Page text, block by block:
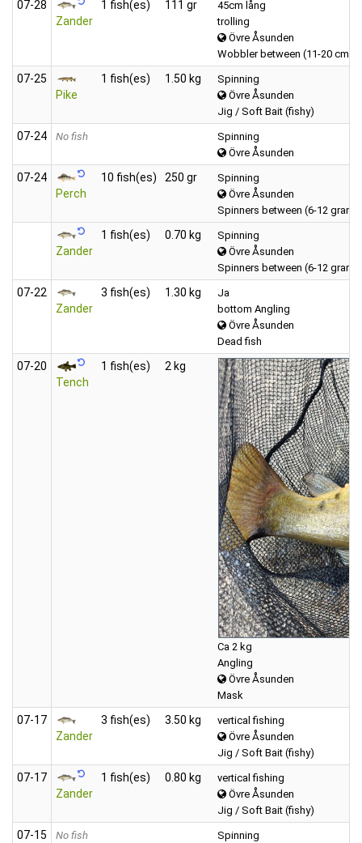
07‑28
Zander
1 fish(es) 111 gr
45cm lång
trolling
Övre Åsunden
Wobbler between (11-20 cm)
07‑25
Pike
1 fish(es) 1.50 kg
Spinning
Övre Åsunden
Jig / Soft Bait (fishy)
07‑24 No fish
Spinning
Övre Åsunden
07‑24
Perch
10 fish(es) 250 gr
Spinning
Övre Åsunden
Spinners between (6-12
Zander
1 fish(es) 0.70 kg
Spinning
Övre Åsunden
Spinners between (6-12
07‑22
Zander
3 fish(es) 1.30 kg
Ja
bottom Angling
Övre Åsunden
Dead fish
07‑20
Tench
1 fish(es) 2 kg
Ca 2 kg
Angling
Övre Åsunden
Mask
07‑17
Zander
3 fish(es) 3.50 kg
vertical fishing
Övre Åsunden
Jig / Soft Bait (fishy)
07‑17
Zander
1 fish(es) 0.80 kg
vertical fishing
Övre Åsunden
Jig / Soft Bait (fishy)
07‑15 No fish
Spinning